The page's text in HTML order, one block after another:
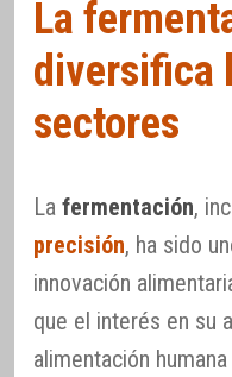
La
diversifica
sectores
La fermentación,
precisión, ha sido
innovación
que el interés en su
alimentación